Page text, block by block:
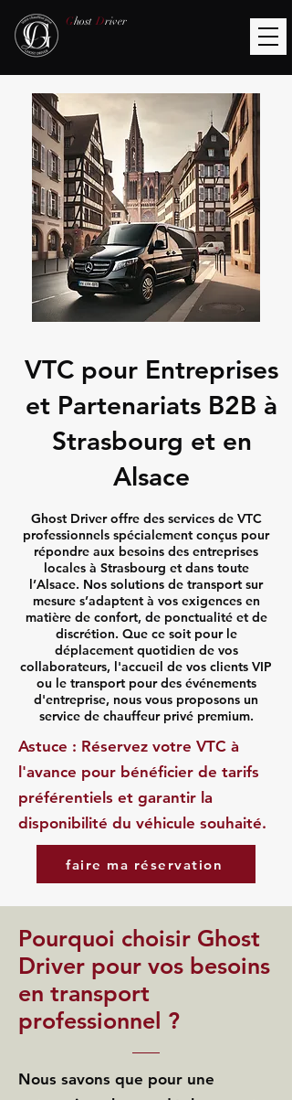
Ghost Driver
VTC pour Entreprises
et Partenariats B2B à
Strasbourg et en
Alsace
Ghost Driver offre des services de VTC
professionnels spécialement conçus pour
répondre aux besoins des entreprises
locales à Strasbourg et dans toute
l’Alsace. Nos solutions de transport sur
mesure s’adaptent à vos exigences en
matière de confort, de ponctualité et de
discrétion. Que ce soit pour le
déplacement quotidien de vos
collaborateurs, l'accueil de vos clients VIP
ou le transport pour des événements
d'entreprise, nous vous proposons un
service de chauffeur privé premium.
Astuce : Réservez votre VTC à
l'avance pour bénéficier de tarifs
préférentiels et garantir la
disponibilité du véhicule souhaité.
faire ma réservation
Pourquoi choisir Ghost
Driver pour vos besoins
en transport
professionnel ?
Nous savons que pour une